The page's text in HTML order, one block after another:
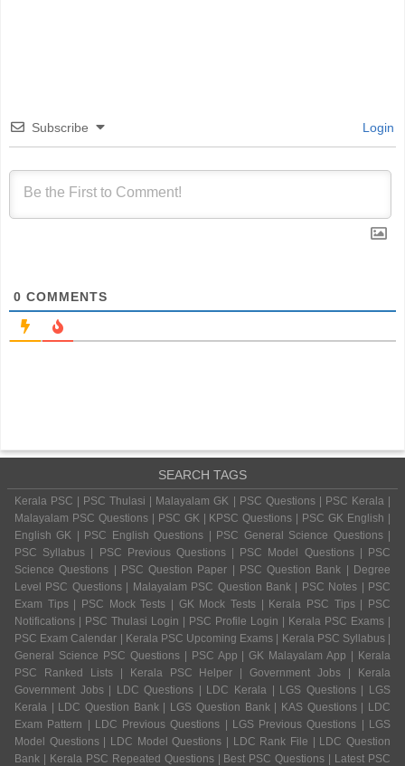
Subscribe Login
0 COMMENTS
SEARCH TAGS
Kerala PSC | PSC Thulasi | Malayalam GK | PSC Questions | PSC Kerala |
Malayalam PSC Questions | PSC GK | KPSC Questions | PSC GK English |
English GK | PSC English Questions | PSC General Science Questions |
PSC Syllabus | PSC Previous Questions | PSC Model Questions | PSC
Science Questions | PSC Question Paper | PSC Question Bank | Degree
Level PSC Questions | Malayalam PSC Question Bank | PSC Notes | PSC
Exam Tips | PSC Mock Tests | GK Mock Tests | Kerala PSC Tips | PSC
Notifications | PSC Thulasi Login | PSC Profile Login | Kerala PSC Exams |
PSC Exam Calendar | Kerala PSC Upcoming Exams | Kerala PSC Syllabus |
General Science PSC Questions | PSC App | GK Malayalam App | Kerala
PSC Ranked Lists | Kerala PSC Helper | Government Jobs | Kerala
Government Jobs | LDC Questions | LDC Kerala | LGS Questions | LGS
Kerala | LDC Question Bank | LGS Question Bank | KAS Questions | LDC
Exam Pattern | LDC Previous Questions | LGS Previous Questions | LGS
Model Questions | LDC Model Questions | LDC Rank File | LDC Question
Bank | Kerala PSC Repeated Questions | Best PSC Questions | Latest PSC